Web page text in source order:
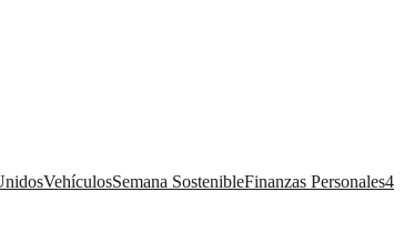
VehículosSemana SostenibleFinanzas Personales4